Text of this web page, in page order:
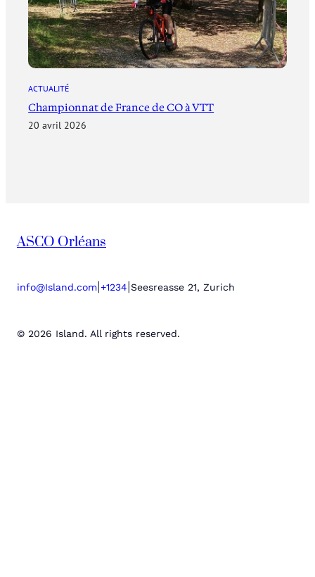
ACTUALITÉ
Championnat de France de CO à VTT
20 avril 2026
ASCO Orléans
info@Island.com +1234 Seesreasse 21, Zurich
© 2026 Island. All rights reserved.